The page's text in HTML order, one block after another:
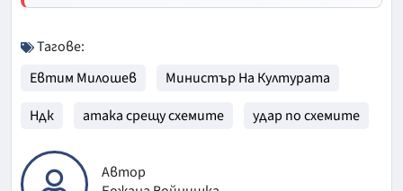
Тагове:
Евтим Милошев
Министър На Културата
Ндк
атака срещу схемите удар по схемите
Автор